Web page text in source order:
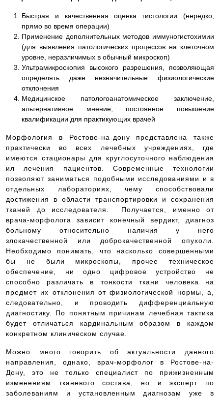
Быстрая и качественная оценка гистологии (нередко,
прямо во время операции)
Применение дополнительных методов иммуногистохимии
(для выявления патологических процессов на клеточном
уровне, неразличимых в обычный микроскоп)
Ультрамикроскопия высокого разрешения, позволяющая
определять даже незначительные физиологические
отклонения
Медицинское патологоанатомическое заключение,
альтернативное мнение, постоянное повышение
квалификации для практикующих врачей
Морфология в Ростове-на-дону представлена также
практически во всех лечебных учреждениях, где
имеются стационары для круглосуточного наблюдения
ил лечения пациентов. Современные технологии
позволяют заниматься подобными исследованиями и в
отдельных лабораториях, чему способствовали
достижения в области транспортировки и сохранения
тканей до исследователя. Получается, именно от
врача-морфолога зависит конечный вердикт, диагноз
больному относительно наличия у него
злокачественной или доброкачественной опухоли.
Необходимо понимать, что насколько совершенными
бы не были микроскопы, прочее техническое
обеспечение, ни одно цифровое устройство не
способно различать в тонкости ткани человека на
предмет их отклонения от физиологической нормы, а,
следовательно, и проводить дифференциальную
диагностику. По понятным причинам лечебная тактика
будет отличаться кардинальным образом в каждом
конкретном клиническом случае.
Можно много говорить об актуальности данного
направления, однако, врач-морфолог в Ростове-на-
Дону, это не только специалист по прижизненным
изменениям тканевого состава, но и эксперт по
заболеваниям и установленным диагнозам уже в